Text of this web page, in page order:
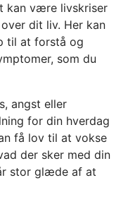
kan være livskriser
dit liv. Her kan
til at forstå og
som du
angst eller
for din hverdag
få lov til at vokse
der sker med din
stor glæde af at